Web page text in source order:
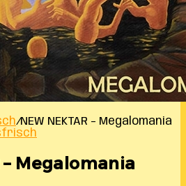
/NEW NEKTAR – Megalomania
– Megalomania